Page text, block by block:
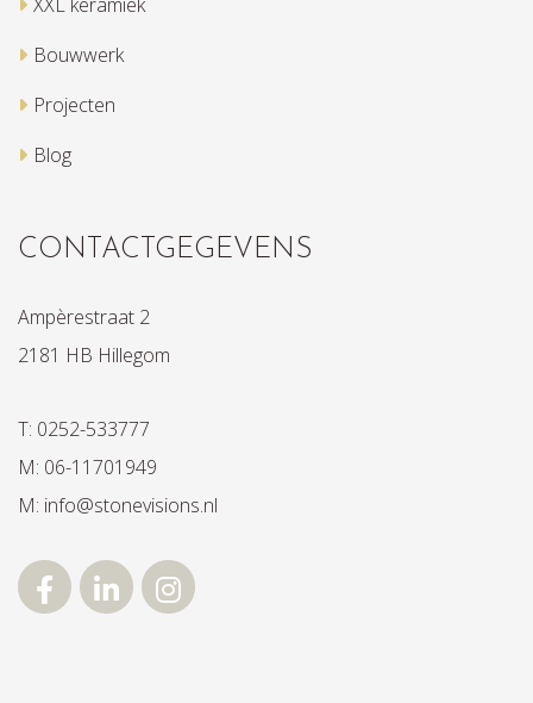
Bouwwerk
Projecten
Blog
CONTACTGEGEVENS
Ampèrestraat 2
2181 HB Hillegom
T: 0252-533777
M: 06-11701949
M: info@stonevisions.nl